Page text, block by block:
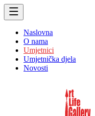
Naslovna
O nama
Umjetnici
Umjetnička djela
Novosti